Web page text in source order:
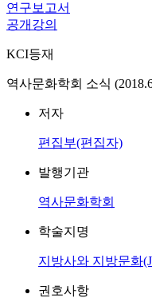
연구보고서
공개강의
KCI등재
역사문화학회 소식
저자
편집부(편집자)
발행기관
역사문화학회
학술지명
지방사와 지방문화
권호사항